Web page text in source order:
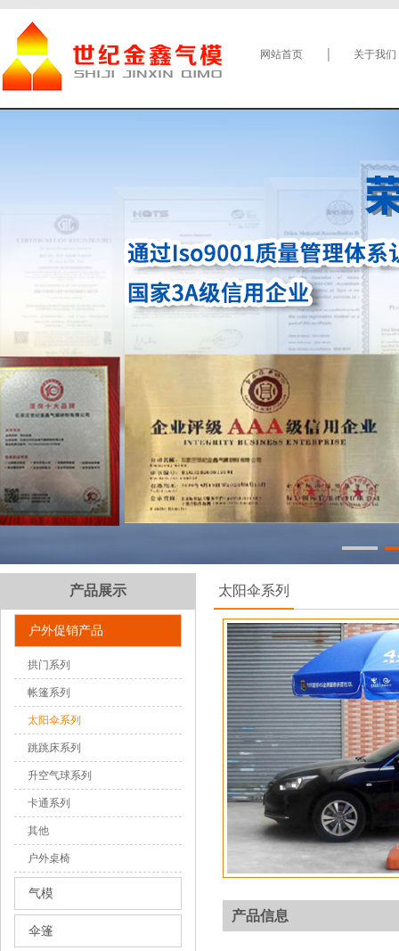
网站首页 关于我们
产品展示
户外促销产品
拱门系列
帐篷系列
太阳伞系列
跳跳床系列
升空气球系列
卡通系列
其他
户外桌椅
气模
伞篷
太阳伞系列
产品信息